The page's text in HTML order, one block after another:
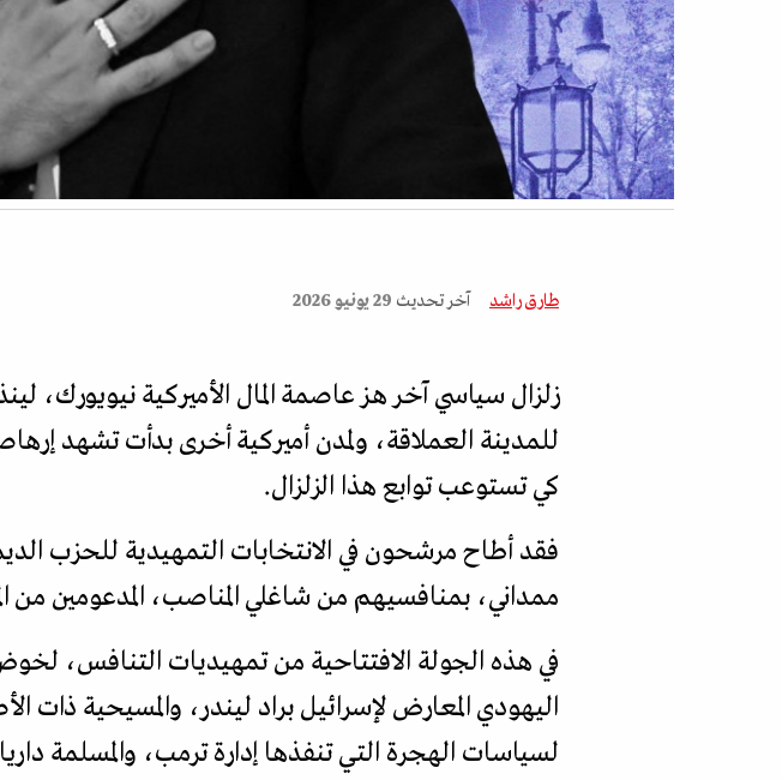
طارق راشد آخر تحديث 29 يونيو 2026
زلزال سياسي آخر هز عاصمة المال الأميركية نيويورك،
للمدينة العملاقة، ولمدن أميركية أخرى بدأت تشهد
كي تستوعب توابع هذا الزلزال.
فقد أطاح مرشحون في الانتخابات التمهيدية للحزب
ممداني، بمنافسيهم من شاغلي المناصب، المدعومين من
في هذه الجولة الافتتاحية من تمهيديات التنافس، لخوض
اليهودي المعارض لإسرائيل براد ليندر، والمسيحية ذات
لسياسات الهجرة التي تنفذها إدارة ترمب، والمسلمة